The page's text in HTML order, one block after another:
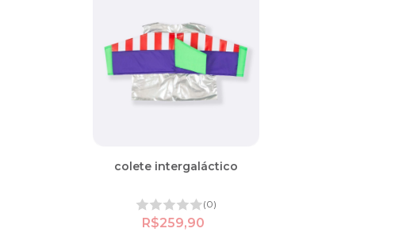
colete intergaláctico
(0)
R$259,90